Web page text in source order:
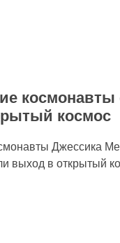
космос
Джессика
выход в открытый